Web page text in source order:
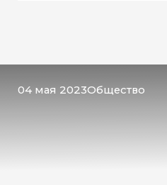
04 мая 2023Общество